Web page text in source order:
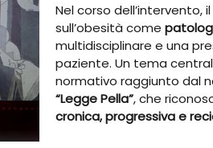
Nel corso dell’intervento,
sull’obesità come
multidisciplinare e una
paziente. Un tema
normativo raggiunto dal
“Legge Pella”, che
cronica, progressiva e